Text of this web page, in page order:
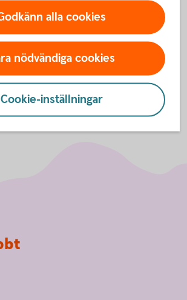
Nytt År!
alla cookies
nödvändiga cookies
Cookie-inställningar